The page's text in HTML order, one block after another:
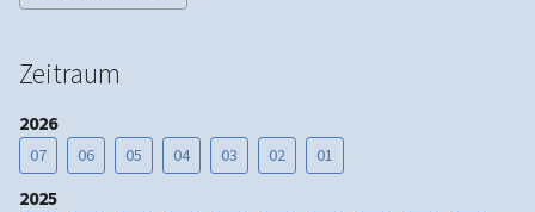
Zeitraum
2026
07 06 05 04 03 02 01
2025